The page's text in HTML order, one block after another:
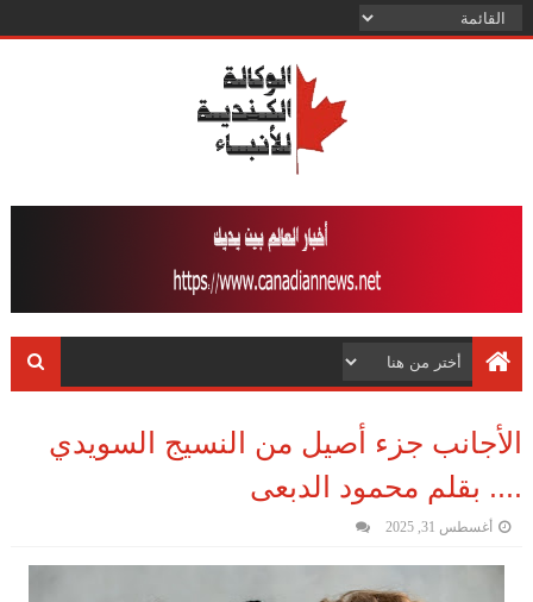
الأجانب جزء أصيل من النسيج السويدي
.... بقلم محمود الدبعى
أغسطس 31, 2025